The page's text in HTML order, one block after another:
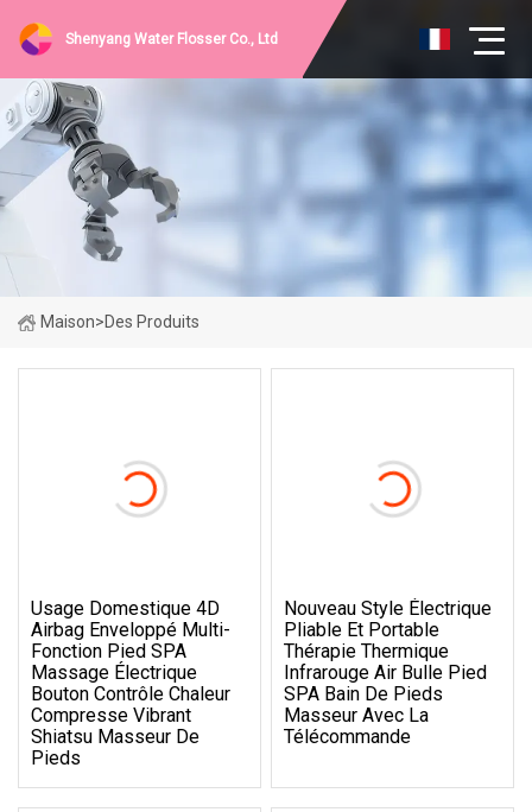
Shenyang Water Flosser Co., Ltd
Maison>Des Produits
Usage Domestique 4D
Airbag Enveloppé Multi-
Fonction Pied SPA
Massage Électrique
Bouton Contrôle Chaleur
Compresse Vibrant
Shiatsu Masseur De
Pieds
Nouveau Style Électrique
Pliable Et Portable
Thérapie Thermique
Infrarouge Air Bulle Pied
SPA Bain De Pieds
Masseur Avec La
Télécommande